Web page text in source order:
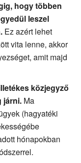
hogy többen
leszel
Ez azért lehet
vita lenne, akkor
amit majd
közjegyző
járni. Ma
(hagyatéki
hónapokban